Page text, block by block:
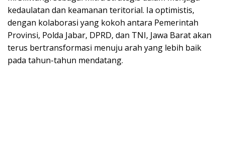
kedaulatan dan keamanan teritorial. Ia optimistis,
dengan kolaborasi yang kokoh antara Pemerintah
Provinsi, Polda Jabar, DPRD, dan TNI, Jawa Barat akan
terus bertransformasi menuju arah yang lebih baik
pada tahun-tahun mendatang.